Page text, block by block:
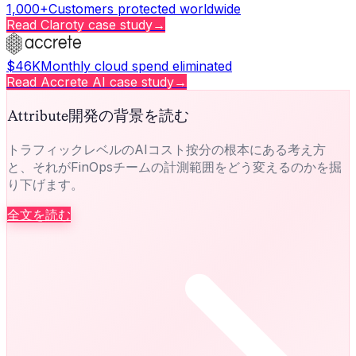
1,000+Customers protected worldwide
Read Claroty case study→
$46KMonthly cloud spend eliminated
Read Accrete AI case study→
Attribute開発の背景を読む
トラフィックレベルのAIコスト按分の根本にある考え方
と、それがFinOpsチームの計測範囲をどう変えるのかを掘
り下げます。
全文を読む